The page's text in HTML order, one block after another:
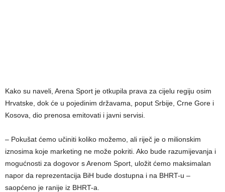
Kako su naveli, Arena Sport je otkupila prava za cijelu regiju osim
Hrvatske, dok će u pojedinim državama, poput Srbije, Crne Gore i
Kosova, dio prenosa emitovati i javni servisi.
– Pokušat ćemo učiniti koliko možemo, ali riječ je o milionskim
iznosima koje marketing ne može pokriti. Ako bude razumijevanja i
mogućnosti za dogovor s Arenom Sport, uložit ćemo maksimalan
napor da reprezentacija BiH bude dostupna i na BHRT-u –
saopćeno je ranije iz BHRT-a.